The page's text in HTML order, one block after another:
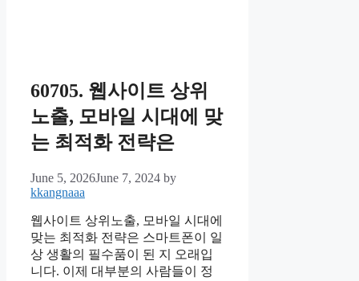
60705. 웹사이트 상위
노출, 모바일 시대에 맞
는 최적화 전략은
June 5, 2026June 7, 2024 by
kkangnaaa
웹사이트 상위노출, 모바일 시대에
맞는 최적화 전략은 스마트폰이 일
상 생활의 필수품이 된 지 오래입
니다. 이제 대부분의 사람들이 정